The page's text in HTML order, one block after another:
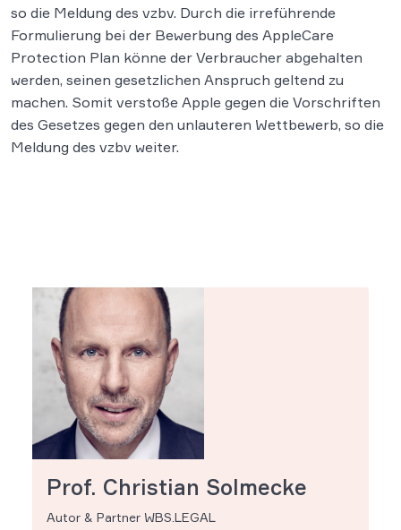
so die Meldung des vzbv. Durch die irreführende
Formulierung bei der Bewerbung des AppleCare
Protection Plan könne der Verbraucher abgehalten
werden, seinen gesetzlichen Anspruch geltend zu
machen. Somit verstoße Apple gegen die Vorschriften
des Gesetzes gegen den unlauteren Wettbewerb, so die
Meldung des vzbv weiter.
Prof. Christian Solmecke
Autor & Partner WBS.LEGAL